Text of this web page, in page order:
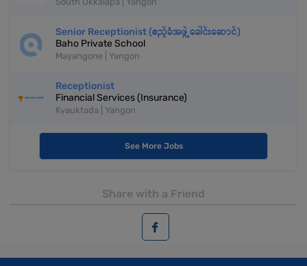
Senior Receptionist (ဧည့်ခံအဖွဲ့ခေါင်းဆောင်)
Baho Private School
Mayangone | Yangon
Receptionist
Financial Services (Insurance)
Kyauktada | Yangon
See More Jobs
Share with a Friend